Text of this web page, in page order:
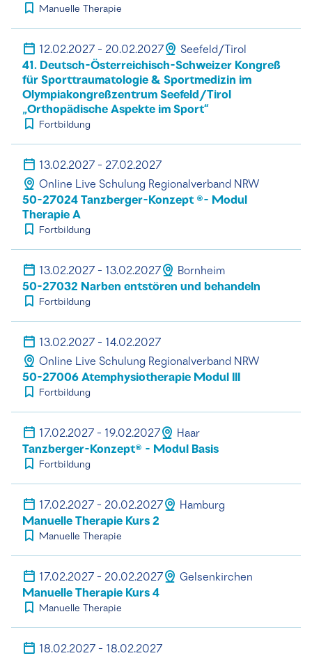
Manuelle Therapie
12.02.2027 - 20.02.2027 Seefeld/Tirol
41. Deutsch-Österreichisch-Schweizer Kongreß
für Sporttraumatologie & Sportmedizin im
Olympiakongreßzentrum Seefeld/Tirol
„Orthopädische Aspekte im Sport“
Fortbildung
13.02.2027 - 27.02.2027
Online Live Schulung Regionalverband NRW
50-27024 Tanzberger-Konzept ®- Modul
Therapie A
Fortbildung
13.02.2027 - 13.02.2027 Bornheim
50-27032 Narben entstören und behandeln
Fortbildung
13.02.2027 - 14.02.2027
Online Live Schulung Regionalverband NRW
50-27006 Atemphysiotherapie Modul III
Fortbildung
17.02.2027 - 19.02.2027 Haar
Tanzberger-Konzept® - Modul Basis
Fortbildung
17.02.2027 - 20.02.2027 Hamburg
Manuelle Therapie Kurs 2
Manuelle Therapie
17.02.2027 - 20.02.2027 Gelsenkirchen
Manuelle Therapie Kurs 4
Manuelle Therapie
18.02.2027 - 18.02.2027